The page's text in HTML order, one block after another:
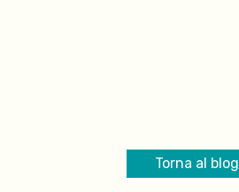
Torna al blog